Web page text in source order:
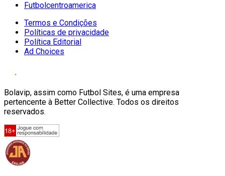
Futbolcentroamerica
Termos e Condições
Políticas de privacidade
Política Editorial
Ad Choices
Bolavip, assim como Futbol Sites, é uma empresa
pertencente à Better Collective. Todos os direitos
reservados.